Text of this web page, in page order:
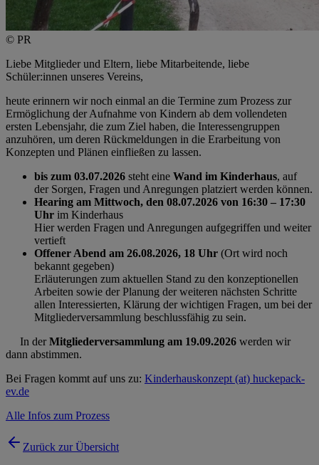
© PR
Liebe Mitglieder und Eltern, liebe Mitarbeitende, liebe
Schüler:innen unseres Vereins,
heute erinnern wir noch einmal an die Termine zum Prozess zur
Ermöglichung der Aufnahme von Kindern ab dem vollendeten
ersten Lebensjahr, die zum Ziel haben, die Interessengruppen
anzuhören, um deren Rückmeldungen in die Erarbeitung von
Konzepten und Plänen einfließen zu lassen.
bis zum 03.07.2026 steht eine Wand im Kinderhaus, auf
der Sorgen, Fragen und Anregungen platziert werden können.
Hearing am Mittwoch, den 08.07.2026 von 16:30 – 17:30
Uhr im Kinderhaus
Hier werden Fragen und Anregungen aufgegriffen und weiter
vertieft
Offener Abend am 26.08.2026, 18 Uhr (Ort wird noch
bekannt gegeben)
Erläuterungen zum aktuellen Stand zu den konzeptionellen
Arbeiten sowie der Planung der weiteren nächsten Schritte
allen Interessierten, Klärung der wichtigen Fragen, um bei der
Mitgliederversammlung beschlussfähig zu sein.
In derMitgliederversammlung am 19.09.2026 werden wir
dann abstimmen.
Bei Fragen kommt auf uns zu: Kinderhauskonzept (at) huckepack-
ev.de
Alle Infos zum Prozess
Zurück zur Übersicht